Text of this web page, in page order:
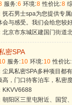
服务:6 环境:8 性价比:8
抚石男士spa为您提供专
会与感受。我们会给您较
北京市东城区建国门街道
密SPA
服务:10 环境:10 性价比:
尘凤私密SPA多种项目都
高，门口待客泊车，私密
KKVV6688
朝阳区三里屯附近、国贸